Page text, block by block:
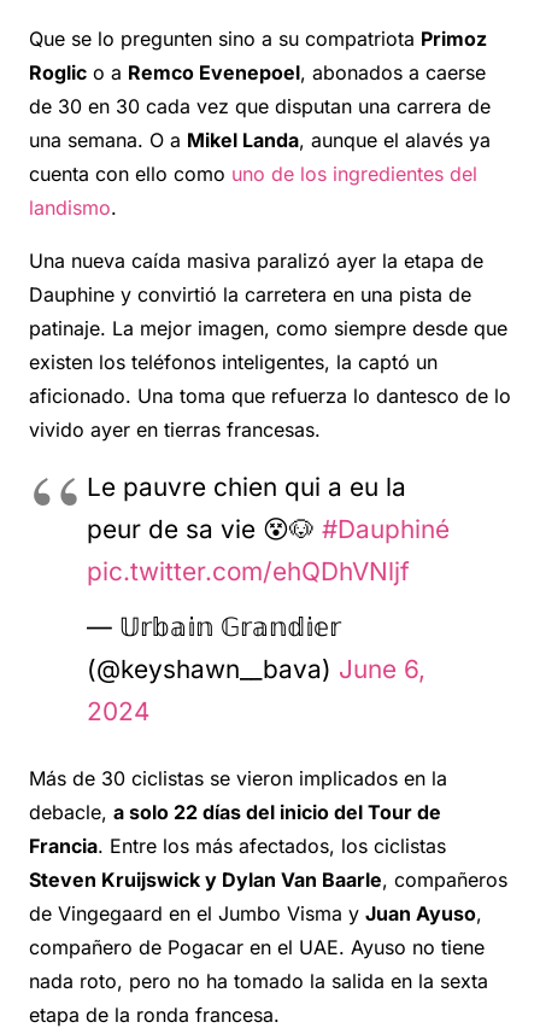
Que se lo pregunten sino a su compatriota Primoz
Roglic o a Remco Evenepoel, abonados a caerse
de 30 en 30 cada vez que disputan una carrera de
una semana. O a Mikel Landa, aunque el alavés ya
cuenta con ello como uno de los ingredientes del
landismo.
Una nueva caída masiva paralizó ayer la etapa de
Dauphine y convirtió la carretera en una pista de
patinaje. La mejor imagen, como siempre desde que
existen los teléfonos inteligentes, la captó un
aficionado. Una toma que refuerza lo dantesco de lo
vivido ayer en tierras francesas.
Le pauvre chien qui a eu la
peur de sa vie 😵🐶 #Dauphiné
pic.twitter.com/ehQDhVNljf
— 𝕌𝕣𝕓𝕒𝕚𝕟 𝔾𝕣𝕒𝕟𝕕𝕚𝕖𝕣
(@keyshawn__bava) June 6,
2024
Más de 30 ciclistas se vieron implicados en la
debacle, a solo 22 días del inicio del Tour de
Francia. Entre los más afectados, los ciclistas
Steven Kruijswick y Dylan Van Baarle, compañeros
de Vingegaard en el Jumbo Visma y Juan Ayuso,
compañero de Pogacar en el UAE. Ayuso no tiene
nada roto, pero no ha tomado la salida en la sexta
etapa de la ronda francesa.